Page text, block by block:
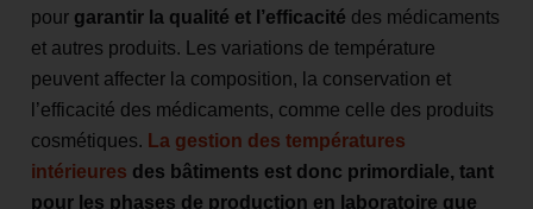
pour garantir la qualité et l’efficacité des médicaments
et autres produits. Les variations de température
peuvent affecter la composition, la conservation et
l’efficacité des médicaments, comme celle des produits
cosmétiques. La gestion des températures
intérieures des bâtiments est donc primordiale, tant
pour les phases de production en laboratoire que